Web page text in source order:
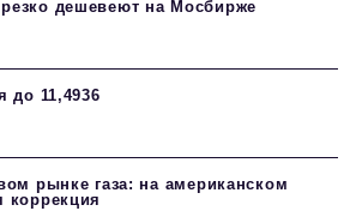
дешевеют на Мосбирже
до 11,4936
рынке газа: на американском
коррекция